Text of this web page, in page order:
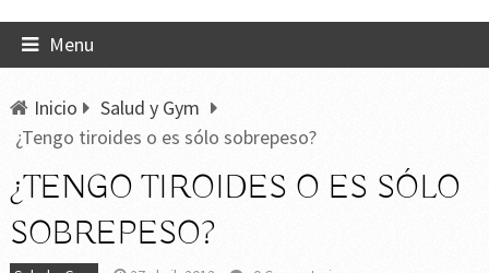
Menu
Inicio
Salud y Gym
¿Tengo tiroides o es sólo sobrepeso?
¿TENGO TIROIDES O ES SÓLO
SOBREPESO?